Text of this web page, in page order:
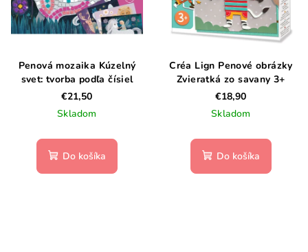
Penová mozaika Kúzelný
svet: tvorba podľa čísiel
€21,50
Skladom
Do košíka
Créa Lign Penové obrázky
Zvieratká zo savany 3+
€18,90
Skladom
Do košíka